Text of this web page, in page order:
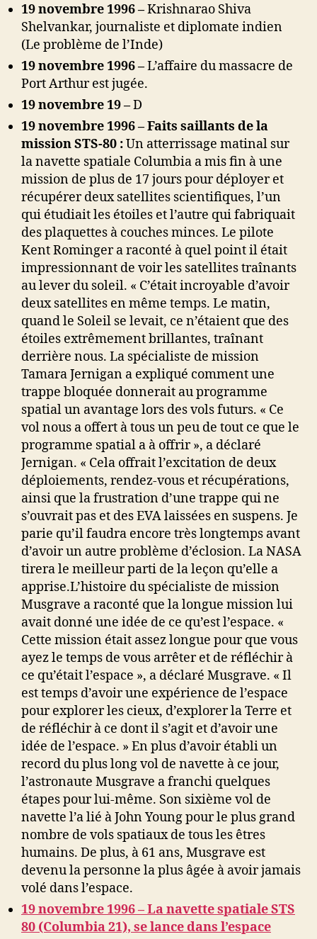
19 novembre 1996 –Krishnarao Shiva
Shelvankar, journaliste et diplomate indien
(Le problème de l’Inde)
19 novembre 1996 –L’affaire du massacre de
Port Arthur est jugée.
19 novembre 19 –D
19 novembre 1996 – Faits saillants de la
mission STS-80 :Un atterrissage matinal sur
la navette spatiale Columbia a mis fin à une
mission de plus de 17 jours pour déployer et
récupérer deux satellites scientifiques, l’un
qui étudiait les étoiles et l’autre qui fabriquait
des plaquettes à couches minces. Le pilote
Kent Rominger a raconté à quel point il était
impressionnant de voir les satellites traînants
au lever du soleil. « C’était incroyable d’avoir
deux satellites en même temps. Le matin,
quand le Soleil se levait, ce n’étaient que des
étoiles extrêmement brillantes, traînant
derrière nous. La spécialiste de mission
Tamara Jernigan a expliqué comment une
trappe bloquée donnerait au programme
spatial un avantage lors des vols futurs. « Ce
vol nous a offert à tous un peu de tout ce que le
programme spatial a à offrir », a déclaré
Jernigan. « Cela offrait l’excitation de deux
déploiements, rendez-vous et récupérations,
ainsi que la frustration d’une trappe qui ne
s’ouvrait pas et des EVA laissées en suspens. Je
parie qu’il faudra encore très longtemps avant
d’avoir un autre problème d’éclosion. La NASA
tirera le meilleur parti de la leçon qu’elle a
apprise.L’histoire du spécialiste de mission
Musgrave a raconté que la longue mission lui
avait donné une idée de ce qu’est l’espace. «
Cette mission était assez longue pour que vous
ayez le temps de vous arrêter et de réfléchir à
ce qu’était l’espace », a déclaré Musgrave. « Il
est temps d’avoir une expérience de l’espace
pour explorer les cieux, d’explorer la Terre et
de réfléchir à ce dont il s’agit et d’avoir une
idée de l’espace. » En plus d’avoir établi un
record du plus long vol de navette à ce jour,
l’astronaute Musgrave a franchi quelques
étapes pour lui-même. Son sixième vol de
navette l’a lié à John Young pour le plus grand
nombre de vols spatiaux de tous les êtres
humains. De plus, à 61 ans, Musgrave est
devenu la personne la plus âgée à avoir jamais
volé dans l’espace.
19 novembre 1996 – La navette spatiale STS
80 (Columbia 21), se lance dans l’espace